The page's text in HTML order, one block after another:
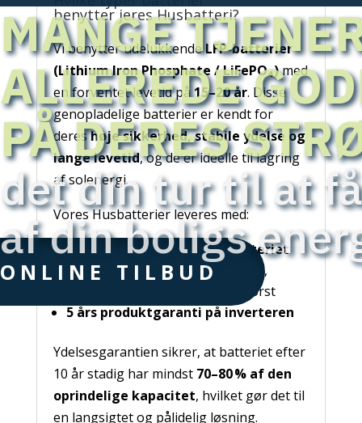
MANGE
ALLEREDE
PÅ DERES
det din tur til at
af din boligs
ONLINE TILBUD
benytter jeres Husbatteri?
Vi benytter udelukkendeLFP-batterier
(Lithium Iron Phosphate / LiFePO₄)med
en forventet levetid på 15–20 år. Disse
genopladelige batterier er kendt for
dereshøje sikkerhed, stabile ydelse og
lange levetid, og de er ideelle til lagring
af solenergi.
Vores Husbatterier leveres med:
10 års ydelsesgaranti på batteriet
eller op til 6.000 fulde cyklusser,
afhængigt af hvad der opnås først
5 års produktgaranti på inverteren
Ydelsesgarantien sikrer, at batteriet efter
10 år stadig har mindst 70–80 % af den
oprindelige kapacitet, hvilket gør det til
en langsigtet og pålidelig løsning.